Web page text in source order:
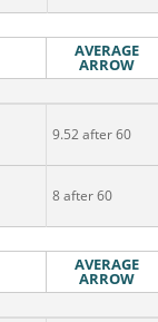
AVERAGE
ARROW
9.52 after 60
8 after 60
AVERAGE
ARROW